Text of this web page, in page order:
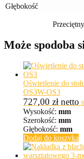
Głębokość
Może spodoba
Oświetlenie do
OS3W-OS3
727,00 złnetto
Wysokość: mm
Szerokość: mm
Głębokość: mm
Dodaj do koszyka